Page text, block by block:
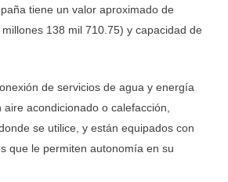
tiene un valor aproximado de
138 mil 710.75) y capacidad de
de servicios de agua y energía
acondicionado o calefacción,
se utilice, y están equipados con
que le permiten autonomía en su